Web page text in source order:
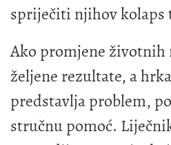
spriječiti njihov kolaps
Ako promjene životnih
željene rezultate, a
predstavlja problem,
stručnu pomoć.